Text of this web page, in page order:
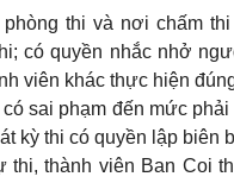
thi và nơi chấm
có quyền nhắc nhở
viên khác thực hiện
có sai phạm đến mức
kỳ thi có quyền lập biên
thi, thành viên Ban Coi